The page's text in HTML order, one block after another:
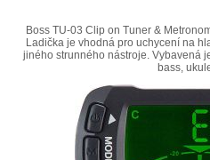
Boss TU-03 Clip on Tuner &
Ladička je vhodná pro uchycení na
jiného strunného nástroje. Vybavená
bass,